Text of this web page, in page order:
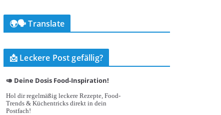
🌍🗣️ Translate
📩 Leckere Post gefällig?
🥑 Deine Dosis Food-Inspiration!
Hol dir regelmäßig leckere Rezepte, Food-
Trends & Küchentricks direkt in dein
Postfach!